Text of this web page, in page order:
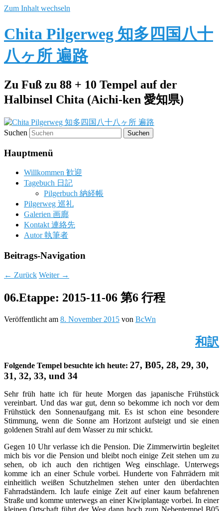
Zum Inhalt wechseln
Chita Pilgerweg 知多四国八十
八ヶ所 遍路
Zu Fuß zu 88 + 10 Tempel auf der
Halbinsel Chita (Aichi-ken 愛知県)
Suchen
Hauptmenü
Willkommen 歓迎
Tagebuch 日記
Pilgerbuch 納経帳
Pilgerweg 巡礼
Galerien 画廊
Kontakt 連絡先
Autor 執筆者
Beitrags-Navigation
← Zurück Weiter →
06.Etappe: 2015-11-06 第6 行程
Veröffentlicht am 8. November 2015 von BcWn
和訳
Folgende Tempel besuchte ich heute: 27, B05, 28, 29, 30,
31, 32, 33, und 34
Sehr früh hatte ich für heute Morgen das japanische Frühstück
vereinbart. Und das war gut, denn so bekomme ich noch vor dem
Frühstück den Sonnenaufgang mit. Es ist schon eine besondere
Stimmung, wenn die Sonne am Horizont aufsteigt und sie einen
goldenen Strahl auf dem Wasser zu mir schickt.
Gegen 10 Uhr verlasse ich die Pension. Die Zimmerwirtin begleitet
mich bis vor die Pension und bleibt noch einige Zeit stehen um zu
sehen, ob ich auch den richtigen Weg einschlage. Unterwegs
komme ich an einer Schule vorbei. Hunderte von Fahrrädern mit
einheitlich weißen Schutzhelmen stehen unter den überdachten
Fahrradständern. Ich laufe einige Zeit auf einer kaum befahrenen
Straße und komme unterwegs an einer Kiwiplantage vorbei. In einer